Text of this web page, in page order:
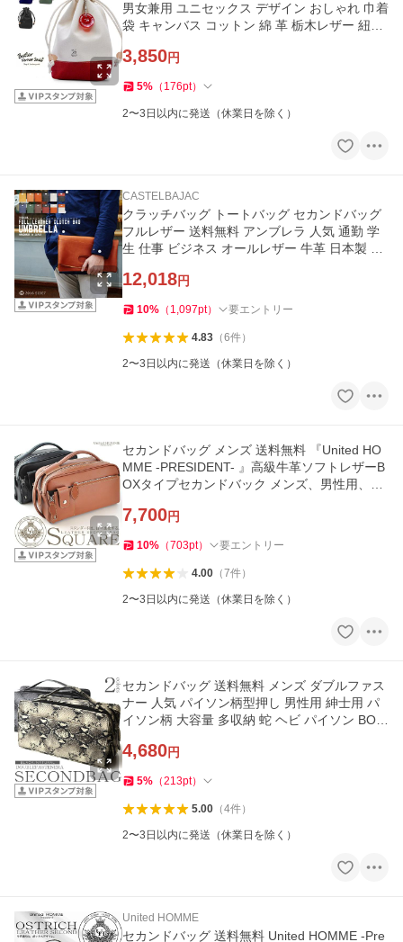
男女兼用 ユニセックス デザイン おしゃれ 巾着
袋 キャンバス コットン 綿 革 栃木レザー 紐止
3,850円
5% （ 176pt）
2〜3日以内に発送（休業日を除く）
CASTELBAJAC
クラッチバッグ トートバッグ セカンドバッグ
フルレザー 送料無料 アンブレラ 人気 通勤 学
生 仕事 ビジネス オールレザー 牛革 日本製 メ
12,018円
10% （ 1,097pt） 要エントリー
4.83（6件）
2〜3日以内に発送（休業日を除く）
セカンドバッグ メンズ 送料無料 『United HO
MME -PRESIDENT- 』高級牛革ソフトレザーB
OXタイプセカンドバック メンズ、男性用、紳
7,700円
10% （703pt） 要エントリー
4.00（7件）
2〜3日以内に発送（休業日を除く）
セカンドバッグ 送料無料 メンズ ダブルファス
ナー 人気 パイソン柄型押し 男性用 紳士用 パ
イソン柄 大容量 多収納 蛇 ヘビ パイソン BOX
4,680円
5% （213pt）
5.00（4件）
2〜3日以内に発送（休業日を除く）
United HOMME
セカンドバッグ 送料無料 United HOMME -Pre